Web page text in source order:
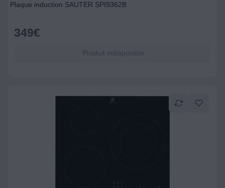
Plaque induction SAUTER SPI9362B
349€
Produit indisponible